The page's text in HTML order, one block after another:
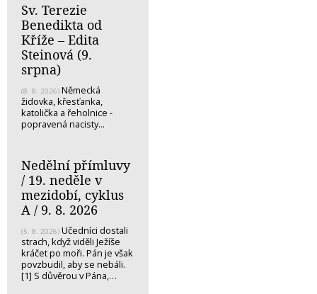
Sv. Terezie
Benedikta od
Kříže – Edita
Steinová (9.
srpna)
(8. 8. 2026) Německá
židovka, křesťanka,
katolička a řeholnice -
popravená nacisty...
Nedělní přímluvy
/ 19. neděle v
mezidobí, cyklus
A / 9. 8. 2026
(5. 8. 2026) Učedníci dostali
strach, když viděli Ježíše
kráčet po moři. Pán je však
povzbudil, aby se nebáli.
[1] S důvěrou v Pána,…